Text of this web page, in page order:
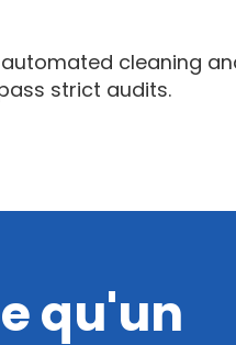
cleaning
strict audits.
qu'un